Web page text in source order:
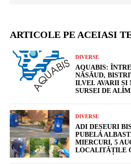
ARTICOLE PE ACEIASI
DIVERSE
AQUABIS:
NĂSĂUD,
ILVEI. AVARII ȘI
SURSEI DE
DIVERSE
ADI DEȘEURI
PUBELA
MIERCURI, 5
LOCALITĂȚILE